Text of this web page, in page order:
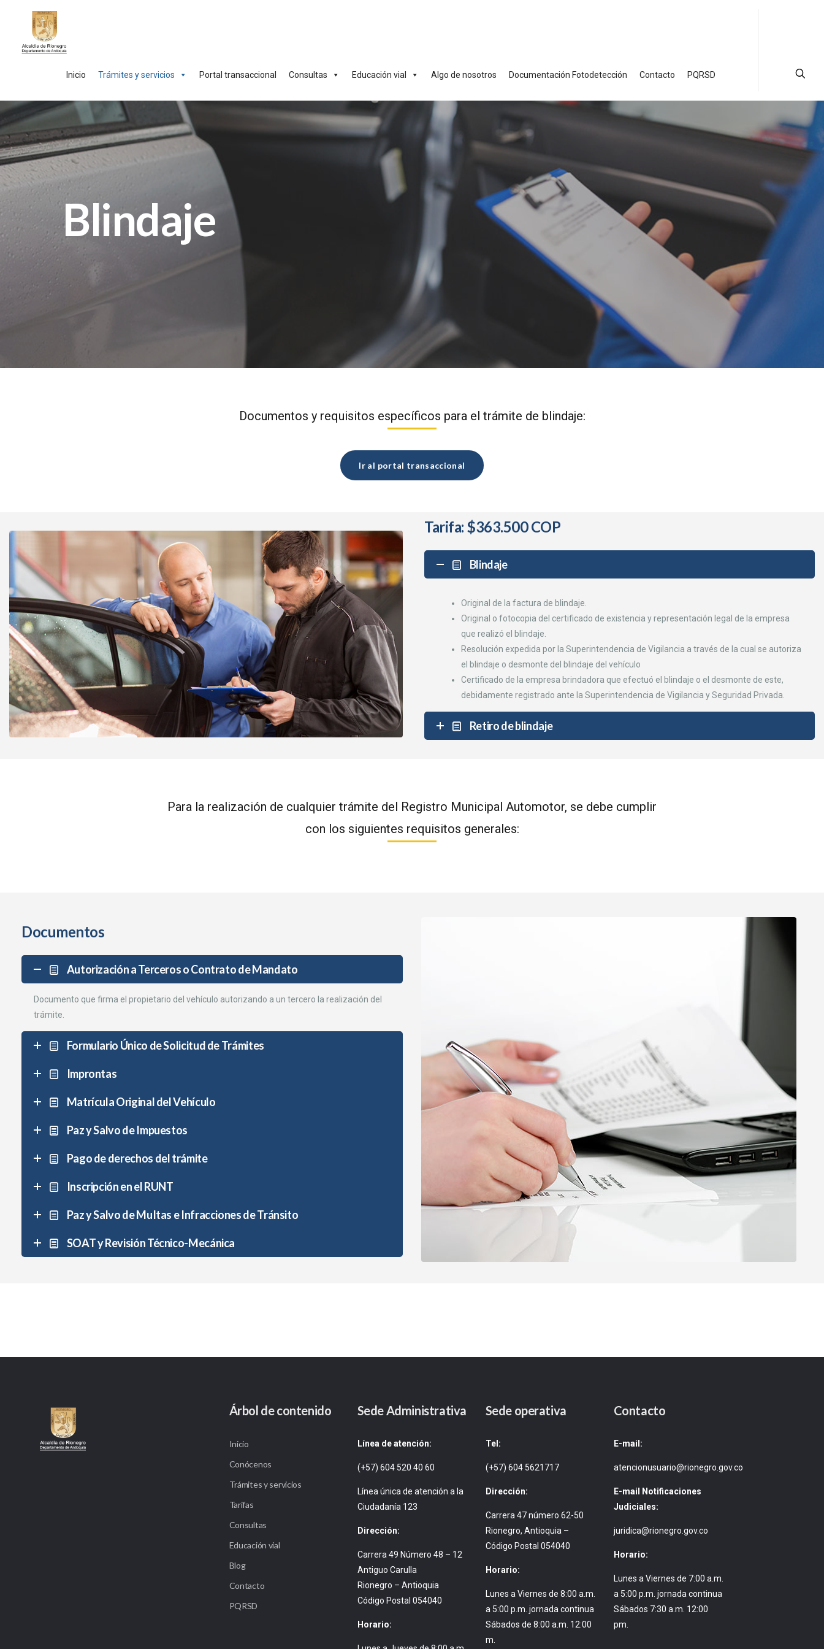
Inicio Trámites y servicios Portal transaccional Consultas Educación vial Algo de nosotros Documentación Fotodetección Contacto PQRSD
Blindaje
Documentos y requisitos específicos para el trámite de blindaje:
Ir al portal transaccional
Tarifa: $363.500 COP
Blindaje
Original de la factura de blindaje.
Original o fotocopia del certificado de existencia y representación legal de la empresa
que realizó el blindaje.
Resolución expedida por la Superintendencia de Vigilancia a través de la cual se autoriza
el blindaje o desmonte del blindaje del vehículo
Certificado de la empresa brindadora que efectuó el blindaje o el desmonte de este,
debidamente registrado ante la Superintendencia de Vigilancia y Seguridad Privada.
Retiro de blindaje
Para la realización de cualquier trámite del Registro Municipal Automotor, se debe cumplir
con los siguientes requisitos generales:
Documentos
Autorización a Terceros o Contrato de Mandato
Documento que firma el propietario del vehículo autorizando a un tercero la realización del
trámite.
Formulario Único de Solicitud de Trámites
Improntas
Matrícula Original del Vehículo
Paz y Salvo de Impuestos
Pago de derechos del trámite
Inscripción en el RUNT
Paz y Salvo de MuItas e Infracciones de Tránsito
SOAT y Revisión Técnico-Mecánica
Árbol de contenido
Inicio
Conócenos
Trámites y servicios
Tarifas
Consultas
Educación vial
Blog
Contacto
PQRSD
Sede Administrativa
Línea de atención:
(+57) 604 520 40 60
Línea única de atención a la
Ciudadanía 123
Dirección:
Carrera 49 Número 48 – 12
Antiguo Carulla
Rionegro – Antioquia
Código Postal 054040
Horario:
Sede operativa
Tel:
(+57) 604 5621717
Dirección:
Carrera 47 número 62-50
Rionegro, Antioquia –
Código Postal 054040
Horario:
Lunes a Viernes de 8:00 a.m.
a 5:00 p.m. jornada continua
Sábados de 8:00 a.m. 12:00
m.
Contacto
E-mail:
atencionusuario@rionegro.gov.co
E-mail Notificaciones
Judiciales:
juridica@rionegro.gov.co
Horario:
Lunes a Viernes de 7:00 a.m.
a 5:00 p.m. jornada continua
Sábados 7:30 a.m. 12:00
pm.